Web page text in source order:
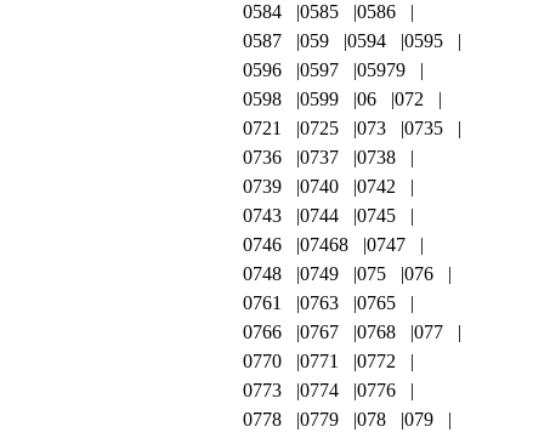
0584
0585
0586
0587
059 0594
0595
0596
0597
05979
0598
0599 06
072
0721
0725 073
0735
0736
0737
0738
0739
0740
0742
0743
0744
0745
0746
07468
0747
0748
0749 075
076
0761
0763
0765
0766
0767 0768
077
0770
0771
0772
0773
0774
0776
0778
0779 078
079